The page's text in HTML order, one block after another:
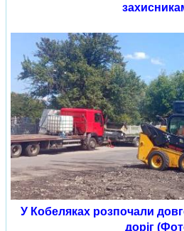
У Кобеляках розпочали
доріг